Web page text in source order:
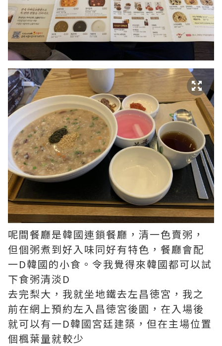
呢間餐廳是韓國連鎖餐廳，清一色賣粥，
但個粥煮到好入味同好有特色，餐廳會配
一D韓國的小食。令我覺得來韓國都可以試
下食粥清淡D
去完梨大，我就坐地鐵去左昌徳宮，我之
前在網上預約左入昌徳宮後園，在入場後
就可以有一D韓國宮廷建築，但在主場位置
個楓葉量就較少